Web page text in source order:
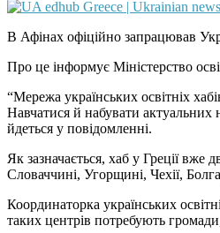
В Афінах офіційно запрацював
Про це інформує Міністерство
“Мережа українських освітніх
Навчатися й набувати актуальних
йдеться у повідомленні.
Як зазначається, хаб у Греції вже
Словаччині, Угорщині, Чехії,
Координаторка українських
таких центрів потребують